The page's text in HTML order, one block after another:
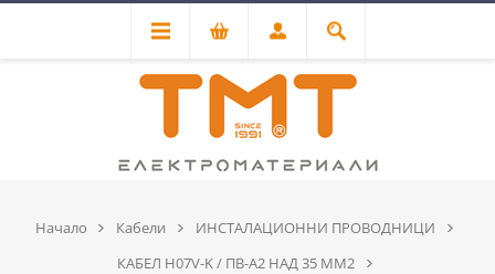
Начало Кабели
ИНСТАЛАЦИОННИ ПРОВОДНИЦИ
КАБЕЛ H07V-K / ПВ-А2 НАД 35 ММ2